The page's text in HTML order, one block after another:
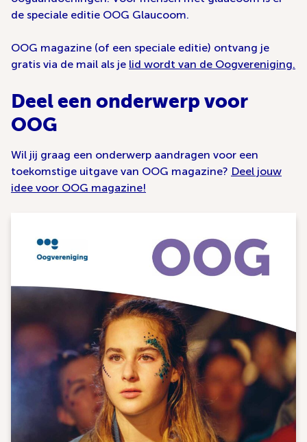
de speciale editie OOG Glaucoom.
OOG magazine (of een speciale editie) ontvang je
gratis via de mail als je lid wordt van de Oogvereniging.
Deel een onderwerp voor
OOG
Wil jij graag een onderwerp aandragen voor een
toekomstige uitgave van OOG magazine? Deel jouw
idee voor OOG magazine!